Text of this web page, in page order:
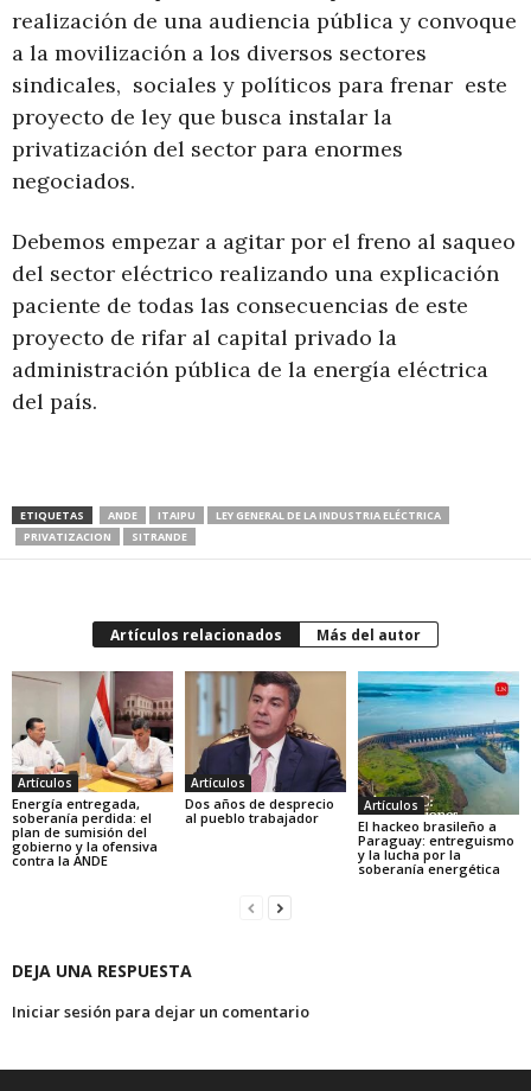
realización de una audiencia pública y convoque
a la movilización a los diversos sectores
sindicales, sociales y políticos para frenar este
proyecto de ley que busca instalar la
privatización del sector para enormes
negociados.
Debemos empezar a agitar por el freno al saqueo
del sector eléctrico realizando una explicación
paciente de todas las consecuencias de este
proyecto de rifar al capital privado la
administración pública de la energía eléctrica
del país.
ETIQUETAS ANDE ITAIPU
LEY GENERAL DE LA INDUSTRIA ELÉCTRICA
PRIVATIZACION
SITRANDE
Artículos relacionados Más del autor
Artículos
Energía entregada,
soberanía perdida: el
plan de sumisión del
gobierno y la ofensiva
contra la ANDE
Artículos
Dos años de desprecio
al pueblo trabajador
Artículos
El hackeo brasileño a
Paraguay: entreguismo
y la lucha por la
soberanía energética
DEJA UNA RESPUESTA
Iniciar sesión para dejar un comentario